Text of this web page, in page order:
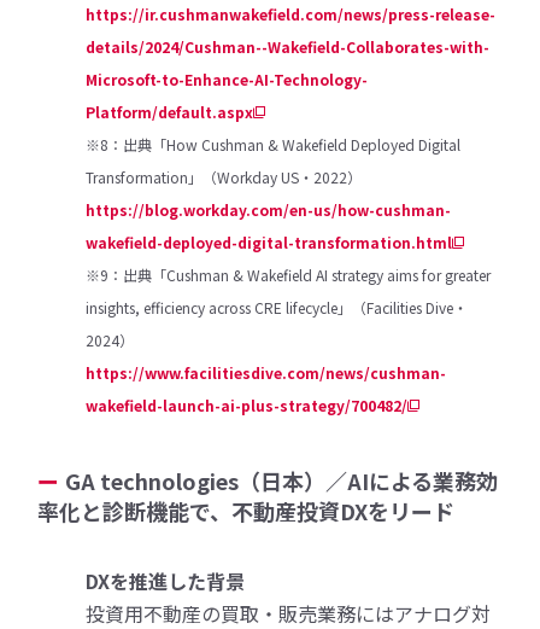
https://ir.cushmanwakefield.com/news/press-release-
details/2024/Cushman--Wakefield-Collaborates-with-
Microsoft-to-Enhance-AI-Technology-
Platform/default.aspx
※8：出典「How Cushman & Wakefield Deployed Digital
Transformation」（Workday US・2022）
https://blog.workday.com/en-us/how-cushman-
wakefield-deployed-digital-transformation.html
※9：出典「Cushman & Wakefield AI strategy aims for greater
insights, efficiency across CRE lifecycle」（Facilities Dive・
2024）
https://www.facilitiesdive.com/news/cushman-
wakefield-launch-ai-plus-strategy/700482/
GA technologies（日本）／AIによる業務効
率化と診断機能で、不動産投資DXをリード
DXを推進した背景
投資用不動産の買取・販売業務にはアナログ対